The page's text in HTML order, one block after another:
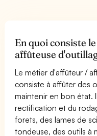
En quoi consiste
affûteuse
Le métier d'affûteur /
consiste à affûter des
maintenir en bon état.
rectification et du
forets, des lames de
tondeuse, des outils à